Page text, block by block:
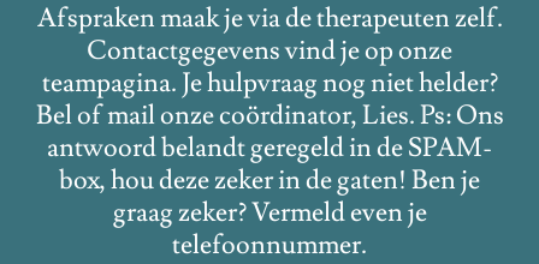
Afspraken maak je via de therapeuten zelf.
Contactgegevens vind je op onze
teampagina. Je hulpvraag nog niet helder?
Bel of mail onze coördinator, Lies. Ps: Ons
antwoord belandt geregeld in de SPAM-
box, hou deze zeker in de gaten! Ben je
graag zeker? Vermeld even je
telefoonnummer.